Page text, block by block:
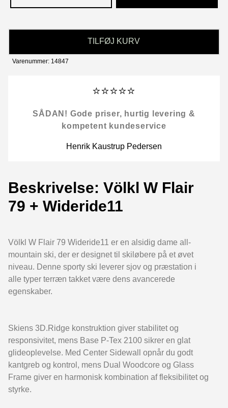
TILFØJ KURV
Varenummer: 14847
⭐⭐⭐⭐⭐
SÅDAN! Gode priser, hurtig levering &
kompetent kundeservice
Henrik Kaustrup Pedersen
Beskrivelse: Völkl W Flair
79 + Wideride11
Völkl W Flair 79 Wideride11 er en alsidig dame all-
mountain ski, der er designet til skiløbere på et øvet
niveau. Denne sporty ski leverer sjov og præstation i
alle typer terræn takket være dens avancerede
egenskaber.
Skiens 3D.Ridge konstruktion giver stabilitet og
responsivitet, mens Base P-Tex 2100 sikrer en glat
glideoplevelse. Med Center Sidewall opnår du godt
kantgreb og kontrol, mens Dual Woodcore og Glass
Frame giver en harmonisk kombination af fleksibilitet og
styrke.